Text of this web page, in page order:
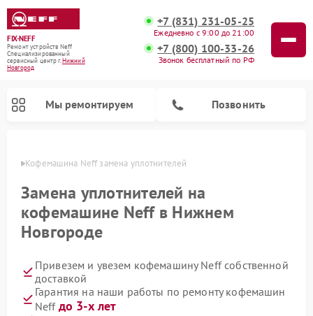
FIX-NEFF
Ремонт устройств Neff
Специализированный
cервисный центр г.Нижний
Новгород
+7 (831) 231-05-25
Ежедневно с 9:00 до 21:00
+7 (800) 100-33-26
Звонок бесплатный по РФ
Мы ремонтируем Позвонить
Кофемашина Neff замена уплотнителей
Замена уплотнителей на
кофемашине Neff в Нижнем
Новгороде
Привезем и увезем кофемашину Neff собственной
доставкой
Гарантия на наши работы по ремонту кофемашин
Neff до 3-х лет